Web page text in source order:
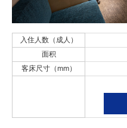
入住人数（成人）
面积
客床尺寸（mm）